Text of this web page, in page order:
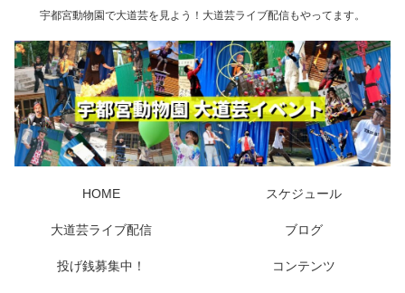
宇都宮動物園で大道芸を見よう！大道芸ライブ配信もやってます。
HOME スケジュール
大道芸ライブ配信 ブログ
投げ銭募集中！ コンテンツ